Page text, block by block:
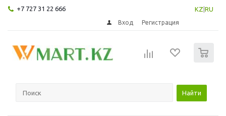
+7 727 31 22 666 KZ RU
Вход Регистрация
Найти